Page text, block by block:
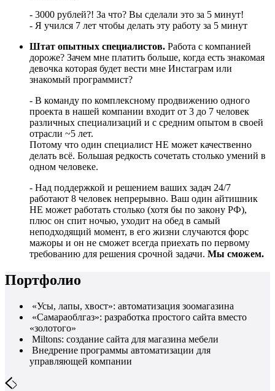
- 3000 рублей?! За что? Вы сделали это за 5 минут!
- Я учился 7 лет чтобы делать эту работу за 5 минут
Штат опытных специалистов. Работа с компанией
дороже? Зачем мне платить больше, когда есть знакомая
девочка которая будет вести мне Инстаграм или
знакомый программист?
- В команду по комплексному продвижению одного
проекта в нашей компании входит от 3 до 7 человек
различных специализаций и с средним опытом в своей
отрасли ~5 лет.
Потому что один специалист НЕ может качественно
делать всё. Большая редкость сочетать столько умений в
одном человеке.
- Над поддержкой и решением ваших задач 24/7
работают 8 человек непрерывно. Ваш один айтишник
НЕ может работать столько (хотя бы по закону РФ),
плюс он спит ночью, уходит на обед в самый
неподходящий момент, в его жизни случаются форс
мажоры и он не сможет всегда приехать по первому
требованию для решения срочной задачи. Мы сможем.
Портфолио
«Усы, лапы, хвост»: автоматизация зоомагазина
«Самараоблгаз»: разработка простого сайта вместо
«золотого»
Miltons: создание сайта для магазина мебели
Внедрение программы автоматизации для
управляющей компании